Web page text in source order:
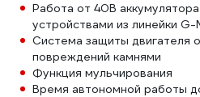
Работа от 40В
устройствами из линейки
Система защиты двигателя
повреждений камнями
Функция мульчирования
Время автономной работы